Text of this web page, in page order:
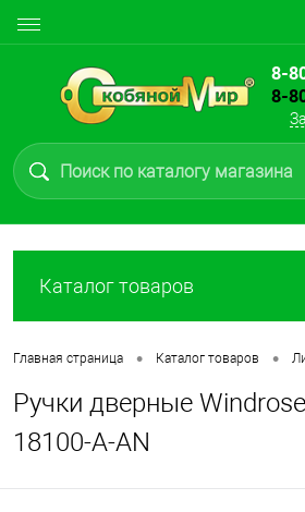
8-
8-
Каталог товаров
Главная страница • Каталог товаров •
Ручки дверные
18100-А-AN